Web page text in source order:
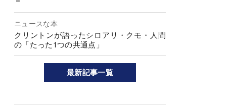
ニュースな本
クリントンが語ったシロアリ・クモ・人間
の「たった1つの共通点」
最新記事一覧